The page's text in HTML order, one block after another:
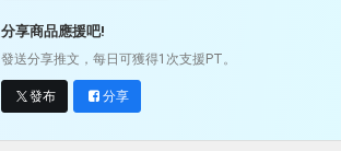
分享商品應援吧!
發送分享推文，每日可獲得1次支援PT。
發布 分享